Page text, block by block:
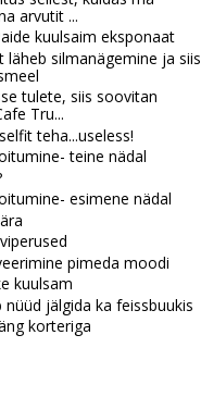
arvutit ...
kuulsaim eksponaat
läheb silmanägemine ja siis
tulete, siis soovitan
Tru...
teha...useless!
teine nädal
esimene nädal
pimeda moodi
kuulsam
nüüd jälgida ka feissbuukis
korteriga